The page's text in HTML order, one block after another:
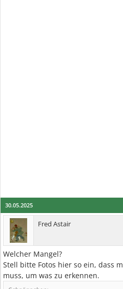
30.05.2025
Fred Astair
Welcher Mangel?
Stell bitte Fotos hier so ein, dass
muss, um was zu erkennen.